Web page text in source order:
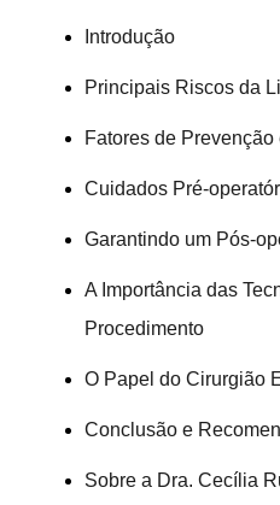
Introdução
Principais Riscos da
Fatores de Prevenção
Cuidados Pré-
Garantindo um Pós-
A Importância das
Procedimento
O Papel do Cirurgião
Conclusão e
Sobre a Dra. Cecília